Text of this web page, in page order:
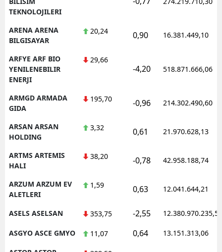
TEKNOLOJILERI
ARENA ARENA
BILGISAYAR
20,24 0,90 16.381.449,10
ARFYE ARF BIO
YENILENEBILIR
ENERJI
29,66
-4,20 518.871.666,06
ARMGD ARMADA
GIDA
195,70 -0,96 214.302.490,60
ARSAN ARSAN
HOLDING
3,32 0,61 21.970.628,13
ARTMS ARTEMIS
HALI
38,20 -0,78 42.958.188,74
ARZUM ARZUM EV
ALETLERI
1,59 0,63 12.041.644,21
ASELS ASELSAN 353,75 -2,55 12.380.970.235,50
ASGYO ASCE GMYO 11,07 0,64 13.151.313,06